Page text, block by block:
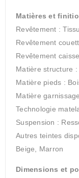
Matières et
Revêtement : Tissu
Revêtement
Revêtement
Matière structure
Matière pieds :
Matière
Technologie
Suspension :
Autres teintes
Beige, Marron
Dimensions et